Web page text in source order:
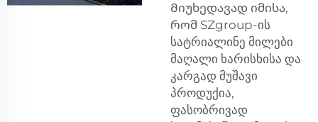
Მიუხედავად იმისა,
რომ SZgroup-ის
სატრიალინე მილები
მაღალი ხარისხისა და
კარგად მუშავი
პროდუქია,
ფასობრივად